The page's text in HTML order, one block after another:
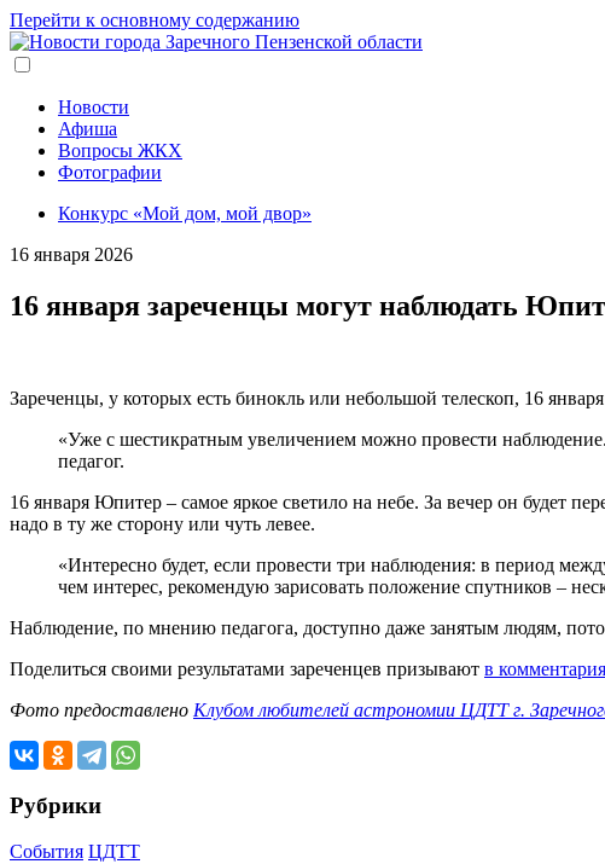
Перейти к основному содержанию
Новости
Афиша
Вопросы ЖКХ
Фотографии
Конкурс «Мой дом, мой двор»
16 января 2026
16 января зареченцы могут наблюдать
Зареченцы, у которых есть бинокль или небольшой телескоп, 16
«Уже с шестикратным увеличением можно провести
педагог.
16 января Юпитер – самое яркое светило на небе. За вечер он будет
надо в ту же сторону или чуть левее.
«Интересно будет, если провести три наблюдения: в период
чем интерес, рекомендую зарисовать положение спутников –
Наблюдение, по мнению педагога, доступно даже занятым людям,
Поделиться своими результатами зареченцев призывают в
Фото предоставлено Клубом любителей астрономии ЦДТТ г.
Рубрики
События ЦДТТ